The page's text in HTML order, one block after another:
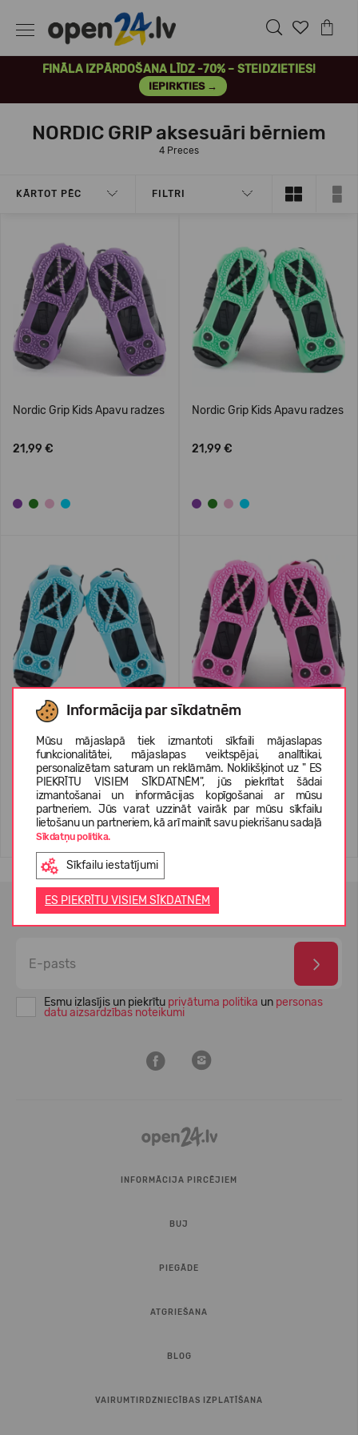
FINĀLA IZPĀRDOŠANA LĪDZ -70% – STEIDZIETIES!
IEPIRKTIES →
Informācija par sīkdatnēm
Mūsu mājaslapā tiek izmantoti sīkfaili mājaslapas
funkcionalitātei, mājaslapas veiktspējai, analītikai,
personalizētam saturam un reklāmām. Noklikšķinot uz " ES
PIEKRĪTU VISIEM SĪKDATNĒM", jūs piekrītat šādai
izmantošanai un informācijas kopīgošanai ar mūsu
partneriem. Jūs varat uzzināt vairāk par mūsu sīkfailu
lietošanu un partneriem, kā arī mainīt savu piekrišanu sadaļā
Sīkdatņu politika.
Sīkfailu iestatījumi
ES PIEKRĪTU VISIEM SĪKDATNĒM
NORDIC GRIP aksesuāri bērniem
4 Preces
KĀRTOT PĒC FILTRI
Nordic Grip Kids Apavu radzes
21,99 €
Nordic Grip Kids Apavu radzes
21,99 €
21,99 € 21,99 €
JAUNUMU VĒSTULES ABONĒŠANA
Esmu izlasījis un piekrītu privātuma politika un personas
datu aizsardzības noteikumi
INFORMĀCIJA PIRCĒJIEM
BUJ
PIEGĀDE
ATGRIEŠANA
BLOG
VAIRUMTIRDZNIECĪBAS IZPLATĪŠANA